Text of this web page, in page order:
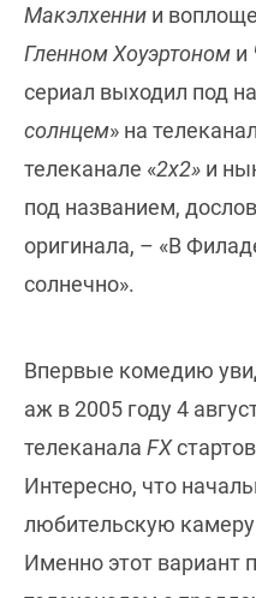
Макэлхенни и
Гленном Хоуэртоном и
сериал выходил под
солнцем» на
телеканале «2x2» и
под названием,
оригинала, – «В
солнечно».
Впервые комедию
аж в 2005 году 4
телеканала FX
Интересно, что
любительскую
Именно этот вариант